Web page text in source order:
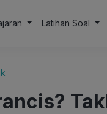
Latihan Soal